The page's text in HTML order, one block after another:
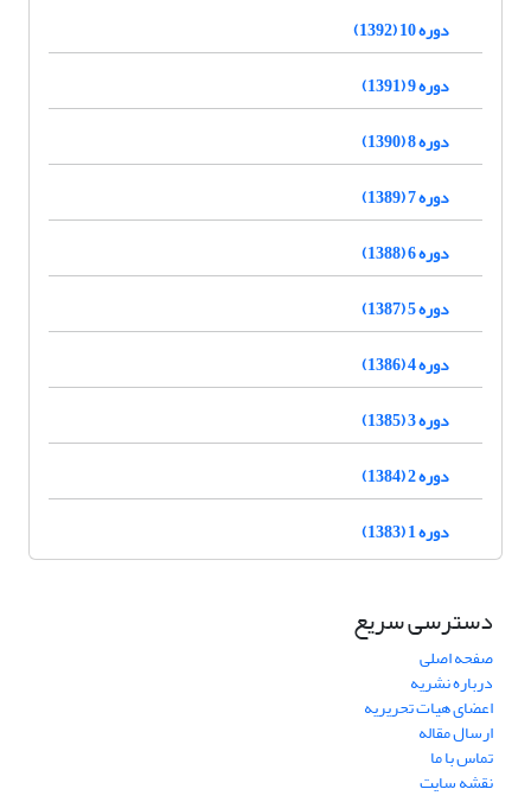
دوره 10 (1392)
دوره 9 (1391)
دوره 8 (1390)
دوره 7 (1389)
دوره 6 (1388)
دوره 5 (1387)
دوره 4 (1386)
دوره 3 (1385)
دوره 2 (1384)
دوره 1 (1383)
دسترسی سریع
صفحه اصلی
درباره نشریه
اعضای هیات تحریریه
ارسال مقاله
تماس با ما
نقشه سایت